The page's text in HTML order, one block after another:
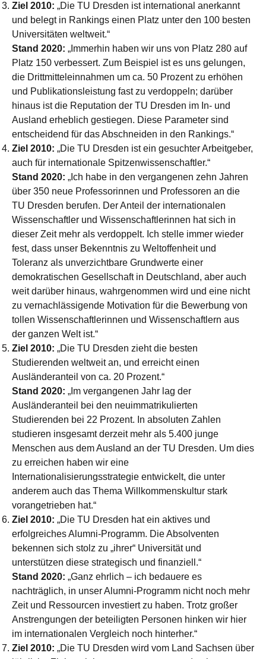
Ziel 2010: „Die TU Dresden ist international anerkannt
und belegt in Rankings einen Platz unter den 100 besten
Universitäten weltweit.“
Stand 2020: „Immerhin haben wir uns von Platz 280 auf
Platz 150 verbessert. Zum Beispiel ist es uns gelungen,
die Drittmitteleinnahmen um ca. 50 Prozent zu erhöhen
und Publikationsleistung fast zu verdoppeln; darüber
hinaus ist die Reputation der TU Dresden im In- und
Ausland erheblich gestiegen. Diese Parameter sind
entscheidend für das Abschneiden in den Rankings.“
Ziel 2010: „Die TU Dresden ist ein gesuchter Arbeitgeber,
auch für internationale Spitzenwissenschaftler.“
Stand 2020: „Ich habe in den vergangenen zehn Jahren
über 350 neue Professorinnen und Professoren an die
TU Dresden berufen. Der Anteil der internationalen
Wissenschaftler und Wissenschaftlerinnen hat sich in
dieser Zeit mehr als verdoppelt. Ich stelle immer wieder
fest, dass unser Bekenntnis zu Weltoffenheit und
Toleranz als unverzichtbare Grundwerte einer
demokratischen Gesellschaft in Deutschland, aber auch
weit darüber hinaus, wahrgenommen wird und eine nicht
zu vernachlässigende Motivation für die Bewerbung von
tollen Wissenschaftlerinnen und Wissenschaftlern aus
der ganzen Welt ist.“
Ziel 2010: „Die TU Dresden zieht die besten
Studierenden weltweit an, und erreicht einen
Ausländeranteil von ca. 20 Prozent.“
Stand 2020: „Im vergangenen Jahr lag der
Ausländeranteil bei den neuimmatrikulierten
Studierenden bei 22 Prozent. In absoluten Zahlen
studieren insgesamt derzeit mehr als 5.400 junge
Menschen aus dem Ausland an der TU Dresden. Um dies
zu erreichen haben wir eine
Internationalisierungsstrategie entwickelt, die unter
anderem auch das Thema Willkommenskultur stark
vorangetrieben hat.“
Ziel 2010: „Die TU Dresden hat ein aktives und
erfolgreiches Alumni-Programm. Die Absolventen
bekennen sich stolz zu „ihrer“ Universität und
unterstützen diese strategisch und finanziell.“
Stand 2020: „Ganz ehrlich – ich bedauere es
nachträglich, in unser Alumni-Programm nicht noch mehr
Zeit und Ressourcen investiert zu haben. Trotz großer
Anstrengungen der beteiligten Personen hinken wir hier
im internationalen Vergleich noch hinterher.“
Ziel 2010: „Die TU Dresden wird vom Land Sachsen über